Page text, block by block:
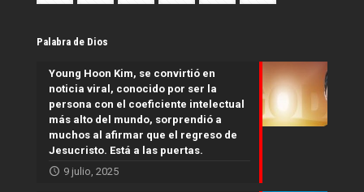
Palabra de Dios
Young Hoon Kim, se convirtió en
noticia viral, conocido por ser la
persona con el coeficiente intelectual
más alto del mundo, sorprendió a
muchos al afirmar que el regreso de
Jesucristo. Está a las puertas.
9 julio, 2025